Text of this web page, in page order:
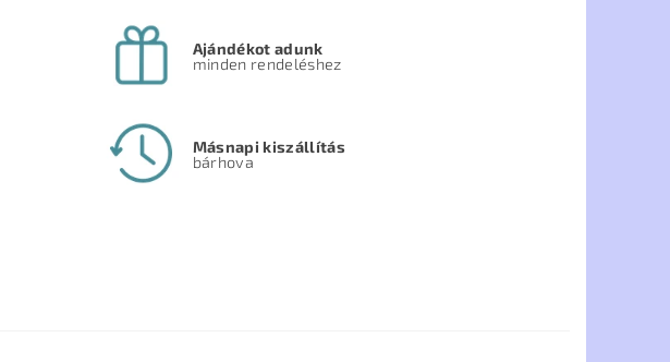
Ajándékot adunk
minden rendeléshez
Másnapi kiszállítás
bárhova